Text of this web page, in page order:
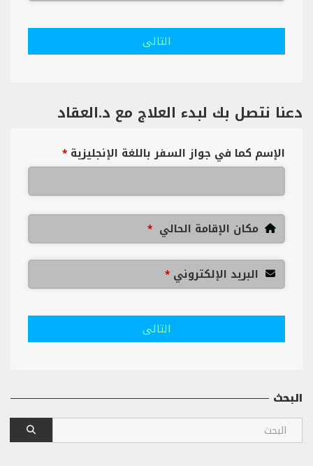
التالى
دعنا نتصل بك لبدء العلاج مع د.العقاد
الإسم كما في جواز السفر باللغة الإنجليزية *
مكان الإقامة الحالي *
البريد الإلكتروني *
التالى
البحث